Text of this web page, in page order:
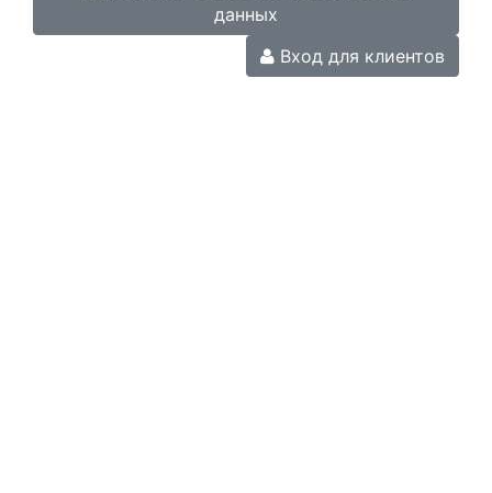
данных
Вход для клиентов